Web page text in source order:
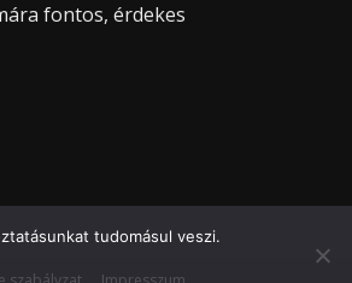
fontos, érdekes
tudomásul veszi.